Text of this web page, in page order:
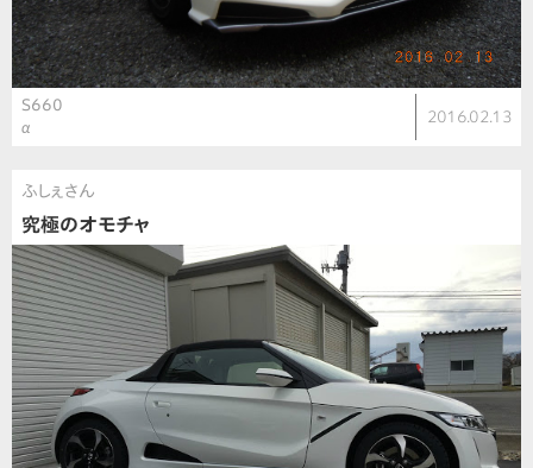
S660
α
2016.02.13
ふしぇさん
究極のオモチャ